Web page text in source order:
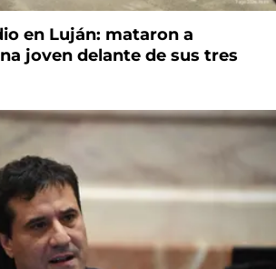
en Luján: mataron a
joven delante de sus tres